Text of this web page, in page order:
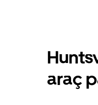
araç